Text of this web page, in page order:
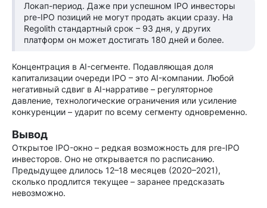
Локап-период. Даже при успешном IPO инвесторы
pre-IPO позиций не могут продать акции сразу. На
Regolith стандартный срок – 93 дня, у других
платформ он может достигать 180 дней и более.
Концентрация в AI-сегменте. Подавляющая доля
капитализации очереди IPO – это AI-компании. Любой
негативный сдвиг в AI-нарративе – регуляторное
давление, технологические ограничения или усиление
конкуренции – ударит по всему сегменту одновременно.
Вывод
Открытое IPO-окно – редкая возможность для pre-IPO
инвесторов. Оно не открывается по расписанию.
Предыдущее длилось 12–18 месяцев (2020–2021),
сколько продлится текущее – заранее предсказать
невозможно.